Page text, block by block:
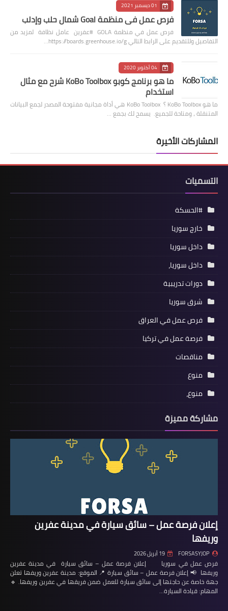
01 ديسمبر 2021
فرص عمل في منظمة Goal شمال حلب وإدلب
فرص عمل في منظمة GOLA #عفرين عامل نظافة لمزيد من
التفاصيل وللتقديم على الرابط التالي https://boards.greenhouse.io/g…
04 أكتوبر 2020
ما هو برنامج كوبو KoBo Toolbox شرح مع مثال
استخدام
ما هو KoBo Toolbox ؟ KoBo Toolbox هي أداة مجانية مفتوحة المصدر لجمع البيانات
المتنقلة ، ومتاحة للجميع. يسمح لك بجمع …
المشاركات الأخيرة
التسميات
#الحسكة
خارج سوريا
داخل سوريا
داخل سوريا،
دورات تدريبية
شرق سوريا
فرص عمل في العراق
فرصة عمل في تركيا
مناقصات
منوع
منوع،
مشاركة مميزة
إعلان فرصة عمل – سائق سيارة في مدينة عفرين
وريفها
FORSASYJOP 19 أبريل 2026
فرص عمل في سوريا إعلان فرصة عمل – سائق سيارة في مدينة عفرين
وريفها 📢 إعلان فرصة عمل – سائق سيارة 📍 الموقع: مدينة عفرين وريفها تعلن
جهة خاصة عن حاجتها إلى سائق سيارة للعمل ضمن فريقها في عفرين وريفها. 🔹
المهام: قيادة السيارة…